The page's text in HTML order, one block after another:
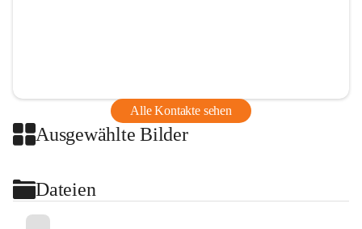
Alle Kontakte sehen
Ausgewählte Bilder
Dateien